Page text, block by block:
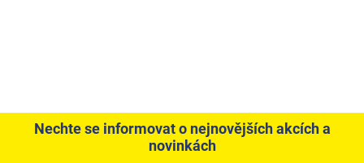
Nechte se informovat o nejnovějších akcích a
novinkách